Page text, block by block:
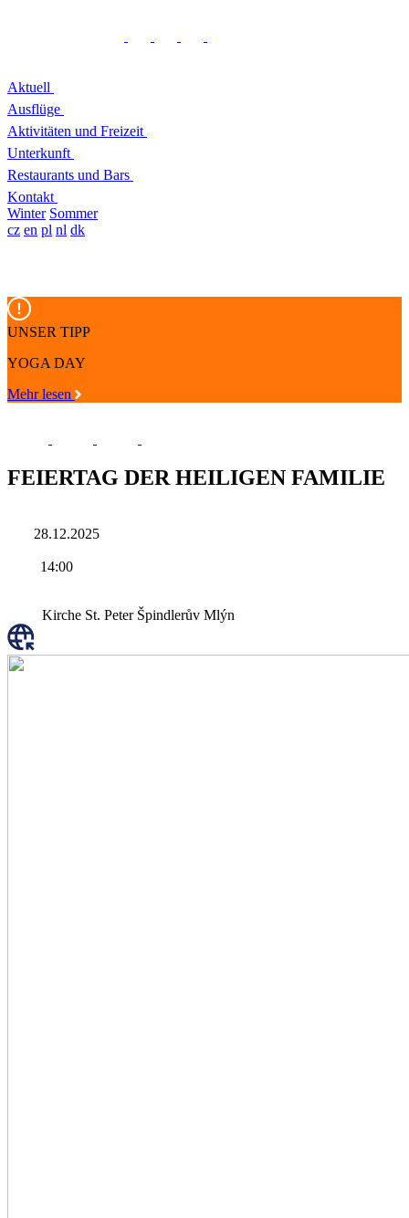
Aktuell
Ausflüge
Aktivitäten und Freizeit
Unterkunft
Restaurants und Bars
Kontakt
Winter Sommer
cz en pl nl dk
UNSER TIPP
YOGA DAY
Mehr lesen
FEIERTAG DER HEILIGEN FAMILIE
28.12.2025
14:00
Kirche St. Peter Špindlerův Mlýn